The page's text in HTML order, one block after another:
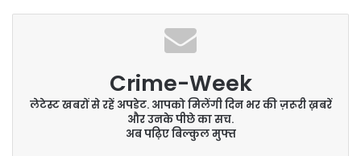
Crime-Week
लेटेस्ट खबरों से रहें अपडेट. आपको मिलेंगी दिन भर की ज़रूरी ख़बरें
और उनके पीछे का सच.
अब पढ़िए बिल्कुल मुफ्त